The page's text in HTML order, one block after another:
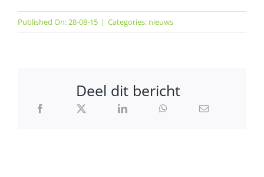
Published On: 28-08-15 | Categories: nieuws
Deel dit bericht